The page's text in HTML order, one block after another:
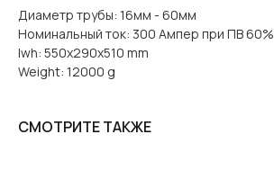
Диаметр трубы: 16мм - 60мм
Номинальный ток: 300 Ампер при ПВ 60%
lwh: 550x290x510 mm
Weight: 12000 g
СМОТРИТЕ ТАКЖЕ